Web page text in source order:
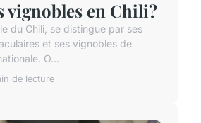
vignobles en Chili?
du Chili, se distingue par ses
et ses vignobles de
O...
de lecture